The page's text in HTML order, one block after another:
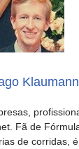
Klaumann
Fã de
de corridas,